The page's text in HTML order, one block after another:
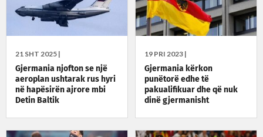
21 SHT 2025 |
Gjermania njofton se një
aeroplan ushtarak rus hyri
në hapësirën ajrore mbi
Detin Baltik
19 PRI 2023 |
Gjermania kërkon
punëtorë edhe të
pakualifikuar dhe që nuk
dinë gjermanisht